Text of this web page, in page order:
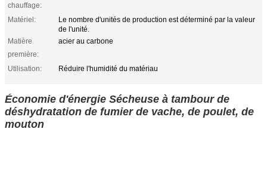
chauffage:
Matériel:
Le nombre d'unités de production est déterminé par la valeur
de l'unité.
Matière
première:
acier au carbone
Utilisation: Réduire l'humidité du matériau
Économie d'énergie Sécheuse à tambour de
déshydratation de fumier de vache, de poulet, de
mouton